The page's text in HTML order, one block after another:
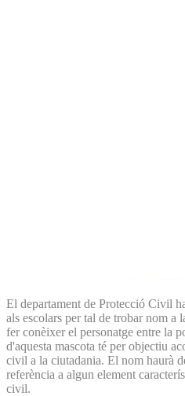
El departament de Protecció Civil
als escolars per tal de trobar nom a
fer conèixer el personatge entre la
d'aquesta mascota té per objectiu
civil a la ciutadania. El nom haurà
referència a algun element
civil.